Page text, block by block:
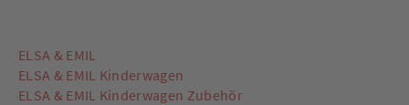
ELSA & EMIL
ELSA & EMIL Kinderwagen
ELSA & EMIL Kinderwagen Zubehör